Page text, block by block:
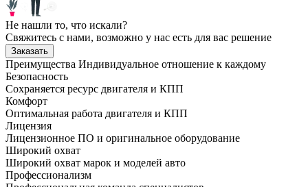
Не нашли то, что искали?
Свяжитесь с нами, возможно у нас есть для вас решение
Заказать
Преимущества Индивидуальное отношение к каждому
Безопасность
Сохраняется ресурс двигателя и КПП
Комфорт
Оптимальная работа двигателя и КПП
Лицензия
Лицензионное ПО и оригинальное оборудование
Широкий охват
Широкий охват марок и моделей авто
Профессионализм